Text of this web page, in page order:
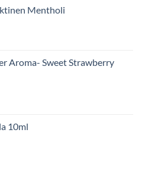
Mentholi
Aroma- Sweet Strawberry
10ml